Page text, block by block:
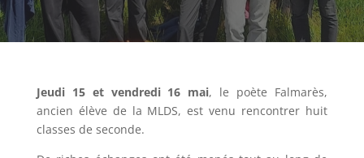
Jeudi 15 et vendredi 16 mai, le poète Falmarès,
ancien élève de la MLDS, est venu rencontrer huit
classes de seconde.